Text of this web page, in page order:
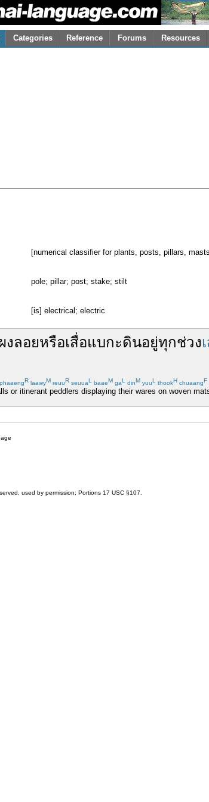
Categories Reference Forums Resources
[numerical classifier for plants, posts, pillars,
pole; pillar; post; stake; stilt
[is] electrical; electric
งลอยหรือเสื่อแบกะดินอยู่ทุกช่วง
phaaengR laawyM reuuR seuuaL baaeM gaL dinM yuuL thookH chuaangF
or itinerant peddlers displaying their wares on woven
used by permission; Portions 17 USC §107